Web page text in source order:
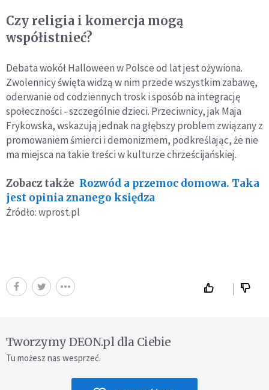
Czy religia i komercja mogą
współistnieć?
Debata wokół Halloween w Polsce od lat jest ożywiona.
Zwolennicy święta widzą w nim przede wszystkim zabawę,
oderwanie od codziennych trosk i sposób na integrację
społeczności - szczególnie dzieci. Przeciwnicy, jak Maja
Frykowska, wskazują jednak na głębszy problem związany z
promowaniem śmierci i demonizmem, podkreślając, że nie
ma miejsca na takie treści w kulturze chrześcijańskiej.
Zobacz także Rozwód a przemoc domowa. Taka
jest opinia znanego księdza
Źródło: wprost.pl
Tworzymy DEON.pl dla Ciebie
Tu możesz nas wesprzeć.